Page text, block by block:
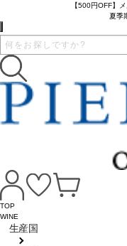
【500円OFF】
夏季
TOP
WINE
生産国